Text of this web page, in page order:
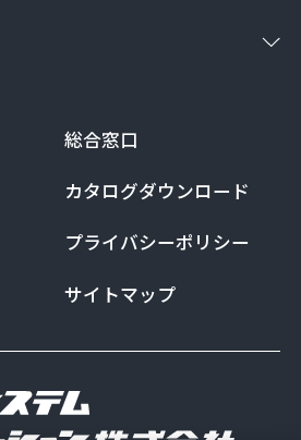
総合窓口
カタログダウンロード
プライバシーポリシー
サイトマップ